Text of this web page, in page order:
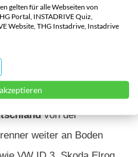
+8,6 %im Vergleich zum
und Plug-in-Hybride
jedes
von der
weiter an Boden
gelten für alle Webseiten von
Portal, INSTADRIVE Quiz,
Website, THG Instadrive, Instadrive